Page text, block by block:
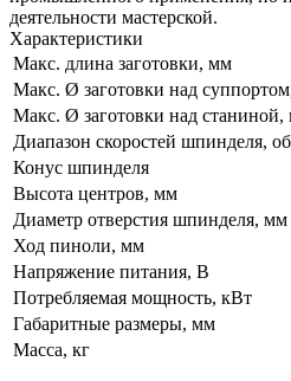
деятельности мастерской.
Характеристики
Макс. длина заготовки, мм
Макс. Ø заготовки над
Макс. Ø заготовки над
Диапазон скоростей шпинделя,
Конус шпинделя
Высота центров, мм
Диаметр отверстия шпинделя, мм
Ход пиноли, мм
Напряжение питания, В
Потребляемая мощность, кВт
Габаритные размеры, мм
Масса, кг